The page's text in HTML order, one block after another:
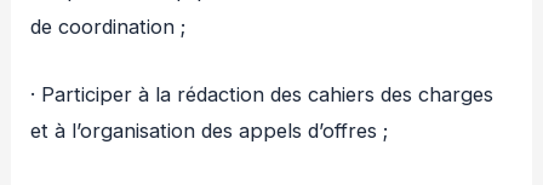
de coordination ;
· Participer à la rédaction des cahiers des charges
et à l’organisation des appels d’offres ;